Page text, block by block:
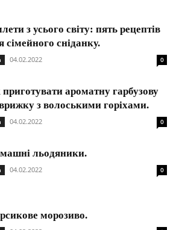
з усього світу: пять рецептів
сімейного сніданку.
04.02.2022 0
ароматну гарбузову
з волоськими горіхами.
04.02.2022 0
льодяники.
04.02.2022 0
морозиво.